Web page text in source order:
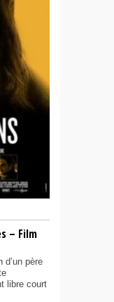
– Film
d’un père
libre court